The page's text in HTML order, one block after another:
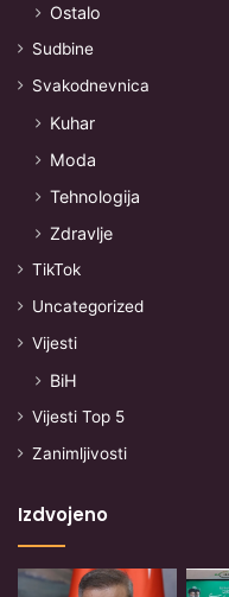
Ostalo
Sudbine
Svakodnevnica
Kuhar
Moda
Tehnologija
Zdravlje
TikTok
Uncategorized
Vijesti
BiH
Vijesti Top 5
Zanimljivosti
Izdvojeno